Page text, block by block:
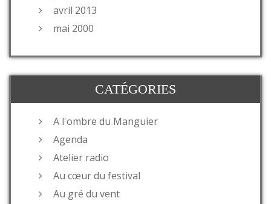
avril 2013
mai 2000
CATÉGORIES
A l'ombre du Manguier
Agenda
Atelier radio
Au cœur du festival
Au gré du vent